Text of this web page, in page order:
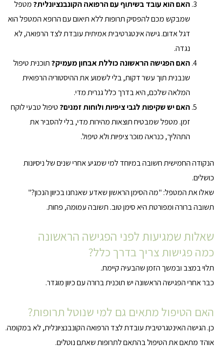
האם הוא עובד בשיתוף עם הרפואה הקונבנציונלית?מטפל
שמבקש מכם להפסיק תרופות ללא תיאום עם הרופא המטפל הוא
דגל אדום. גישה אינטגרטיבית אמיתית עובדת לצד הרפואה, לא
נגדה.
האם הפגישה הראשונה כוללת אבחון מעמיק?תוכנית טיפול
שנבנית תוך עשר דקות, בלי לשמוע את ההיסטוריה הרפואית
המלאה שלכם, היא בדרך כלל גנרית מדי.
האם יש שקיפות לגבי ציפיות ולוחות זמנים?טיפול טבעי לוקח
זמן. מטפל שמבטיח תוצאות מהירות מדי, בלי להסביר את
התהליך, כנראה מוכר ציפיות ולא טיפול.
הנקודה החמישית חשובה במיוחד למי שמגיע אחרי שנים של ניסיונות
כושלים.
שאלו את המטפל: "מה הסימן הראשון שאדע שאנחנו בכיוון הנכון?"
תשובה ברורה ומפורטת היא סימן טוב. תשובה עמומה, פחות.
שאלות שמגיעות לפני הפגישה הראשונה
כמה פגישות צריך בדרך כלל?
תלוי במצב ובמשך הזמן שהבעיה קיימת.
כבר אחרי הפגישה הראשונה יש תוכנית ברורה עם כיוון מוגדר.
האם הטיפול מתאים גם למי שנוטל תרופות?
כן. הגישה האינטגרטיבית עובדת לצד הרפואה הקונבנציונלית, לא במקומה.
אוהד מתאם את הטיפול בהתאם לתרופות שאתם נוטלים.